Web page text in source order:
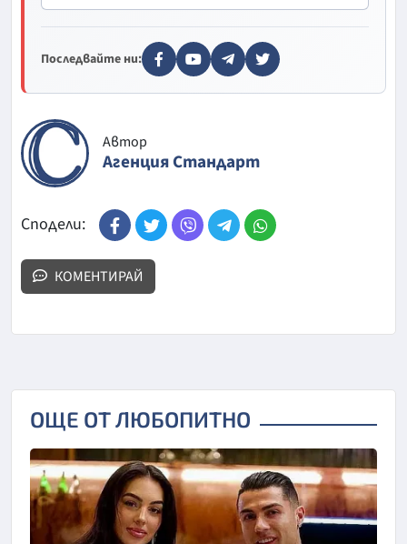
Последвайте ни:
Автор
Агенция Стандарт
Сподели:
КОМЕНТИРАЙ
ОЩЕ ОТ ЛЮБОПИТНО